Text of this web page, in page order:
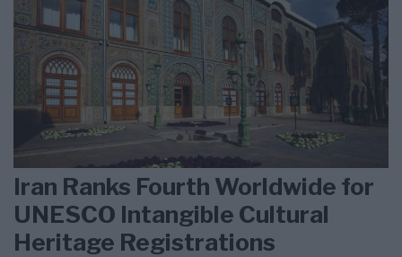
Iran Ranks Fourth Worldwide for
UNESCO Intangible Cultural
Heritage Registrations